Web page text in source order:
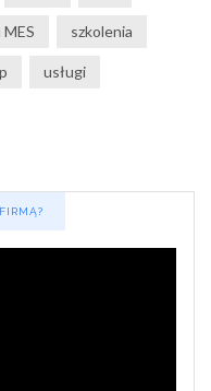
szkolenia
usługi